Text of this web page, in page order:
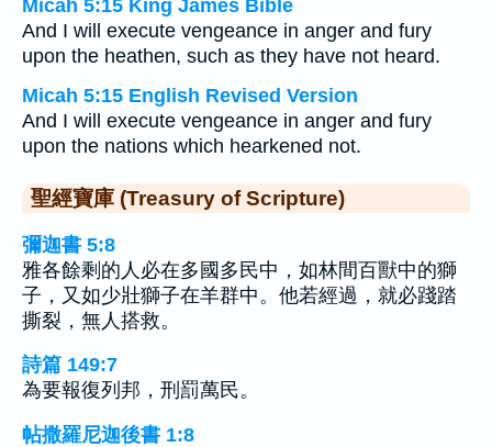
Micah 5:15 King James Bible
And I will execute vengeance in anger and fury
upon the heathen, such as they have not heard.
Micah 5:15 English Revised Version
And I will execute vengeance in anger and fury
upon the nations which hearkened not.
聖經寶庫 (Treasury of Scripture)
彌迦書 5:8
雅各餘剩的人必在多國多民中，如林間百獸中的獅
子，又如少壯獅子在羊群中。他若經過，就必踐踏
撕裂，無人搭救。
詩篇 149:7
為要報復列邦，刑罰萬民。
帖撒羅尼迦後書 1:8